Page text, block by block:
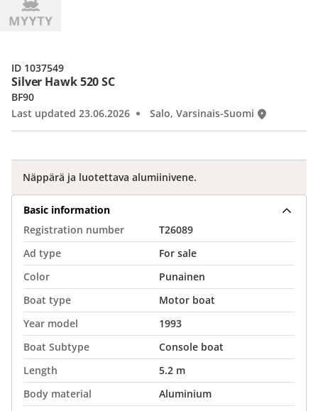
Silver Hawk 520 SC
BF90
Last updated 23.06.2026
Salo, Varsinais-Suomi
ID 1037549
Näppärä ja luotettava alumiinivene.
Basic information
Registration number
T26089
Ad type
For sale
Color
Punainen
Boat type
Motor boat
Year model
1993
Boat Subtype
Console boat
Length
5.2 m
Body material
Aluminium